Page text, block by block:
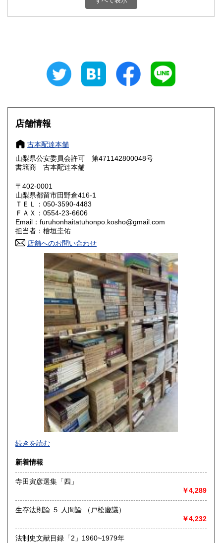
800円 三重県
大阪府
奈良県
鳥取県 800円 島根県
岡山県
山口県 800円
香川県 800円 愛媛県
高知県 800円
800円 長崎県
800円 大分県
800円 鹿児島県
1,500円
店舗情報
古本配達本舗
山梨県公安委員会許可 第471142800048号
書籍商 古本配達本舗
〒402-0001
山梨県都留市田野倉416-1
ＴＥＬ：050-3590-4483
ＦＡＸ：0554-23-6606
Email：furuhonhaitatuhonpo.kosho@gmail.com
担当者：檜垣圭佑
店舗へのお問い合わせ
-
沿線名：-
最寄駅：-
営業時間：-
定休日：-
書籍の買取について
取り扱い分野
続きを読む
新着情報
寺田寅彦選集「四」
￥4,289
生存法則論 ５ 人間論 （戸松慶議）
￥4,232
法制史文献目録「2」1960~1979年